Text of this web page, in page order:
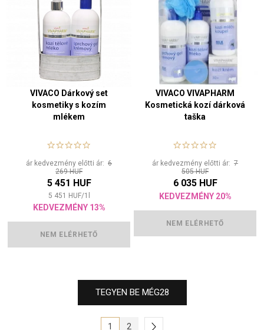
VIVACO Dárkový set
kosmetiky s kozím
mlékem
ár kedvezmény előtti ár: 6
269 HUF
5 451 HUF
5 451 HUF/1
KEDVEZMÉNY 13%
NEM ELÉRHETŐ
VIVACO VIVAPHARM
Kosmetická kozí dárková
taška
ár kedvezmény előtti ár: 7
505 HUF
6 035 HUF
KEDVEZMÉNY 20%
NEM ELÉRHETŐ
TEGYEN BE MÉG28
1 2